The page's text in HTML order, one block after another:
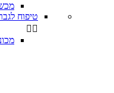
טיפוח
 